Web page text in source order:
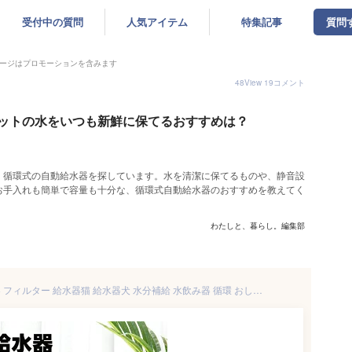
受付中の質問 人気アイテム 特集記事 質問
ジはプロモーションを含みます
48View 19コメント
トの水をいつも新鮮に保てるおすすめは？
環式の自動給水器を探しています。水を清潔に保てるものや、静音設
入れも簡単で容量も十分な、循環式自動給水器のおすすめを教えてく
わたしと、暮らし。編集部